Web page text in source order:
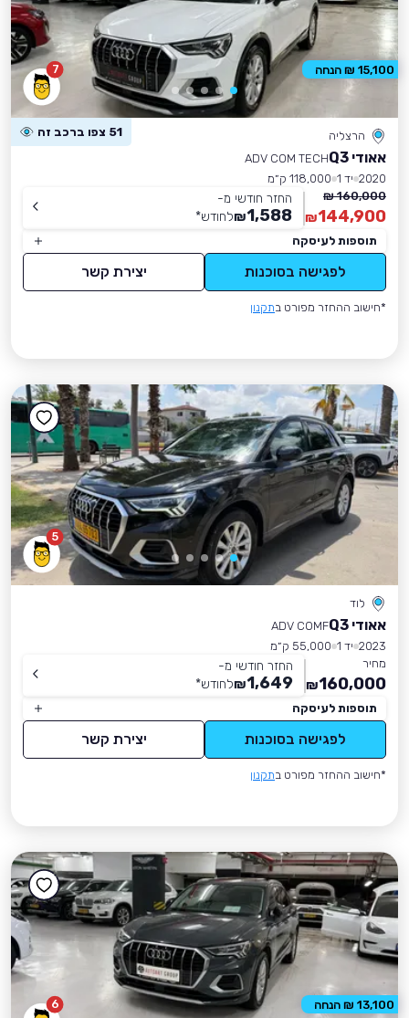
7
הרצליה 51 צפו ברכב זה
אאודי Q3
ADV COM TECH
2020 יד 1
118,000 ק״מ
160,000 ₪
144,900
₪
החזר חודשי מ-
1,588
₪לחודש*
תוספות לעיסקה
לפגישה בסוכנות יצירת קשר
*חישוב ההחזר מפורט בתקנון
15,100 ₪ הנחה
5
לוד
אאודי Q3
ADV COMF
2023 יד 1
55,000 ק״מ
מחיר
160,000
₪
החזר חודשי מ-
1,649
₪לחודש*
תוספות לעיסקה
לפגישה בסוכנות יצירת קשר
*חישוב ההחזר מפורט בתקנון
6 13,100 ₪ הנחה